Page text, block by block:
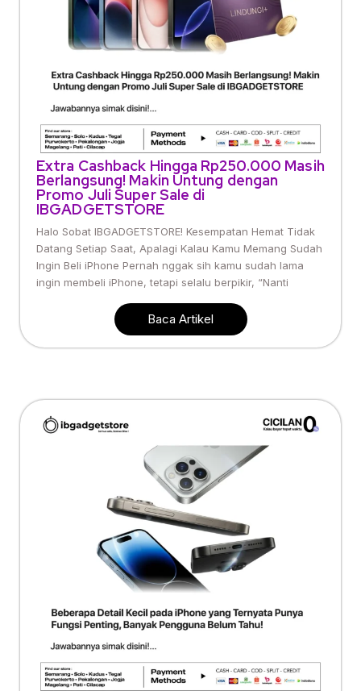
Extra Cashback Hingga Rp250.000 Masih
Berlangsung! Makin Untung dengan
Promo Juli Super Sale di
IBGADGETSTORE
Halo Sobat IBGADGETSTORE! Kesempatan Hemat Tidak
Datang Setiap Saat, Apalagi Kalau Kamu Memang Sudah
Ingin Beli iPhone Pernah nggak sih kamu sudah lama
ingin membeli iPhone, tetapi selalu berpikir, “Nanti
Baca Artikel